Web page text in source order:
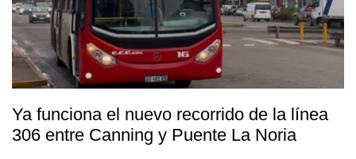
Ya funciona el nuevo recorrido de la línea
306 entre Canning y Puente La Noria